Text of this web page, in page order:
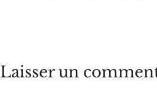
Laisser un